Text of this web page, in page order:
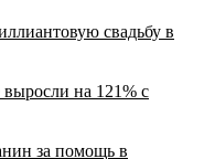
свадьбу в
на 121% с
за помощь в